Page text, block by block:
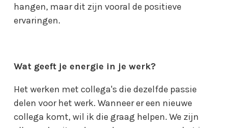
hangen, maar dit zijn vooral de positieve
ervaringen.
Wat geeft je energie in je werk?
Het werken met collega's die dezelfde passie
delen voor het werk. Wanneer er een nieuwe
collega komt, wil ik die graag helpen. We zijn